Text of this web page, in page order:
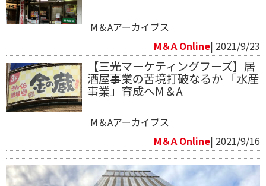
M＆Aアーカイブス
M＆A Online| 2021/9/23
【三光マーケティングフーズ】居
酒屋事業の苦境打破なるか 「水産
事業」育成へM＆A
M＆Aアーカイブス
M＆A Online| 2021/9/16